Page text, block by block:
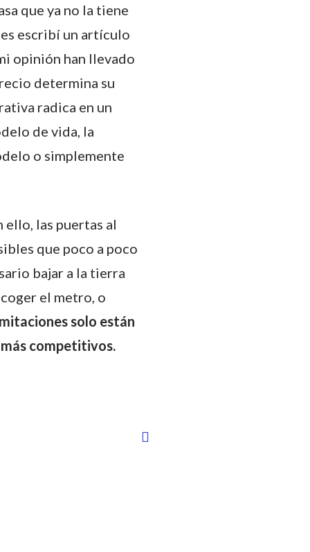
que ya no la tiene
escribí un artículo
opinión han llevado
determina su
radica en un
de vida, la
o simplemente
ello, las puertas al
que poco a poco
bajar a la tierra
el metro, o
solo están
más competitivos.